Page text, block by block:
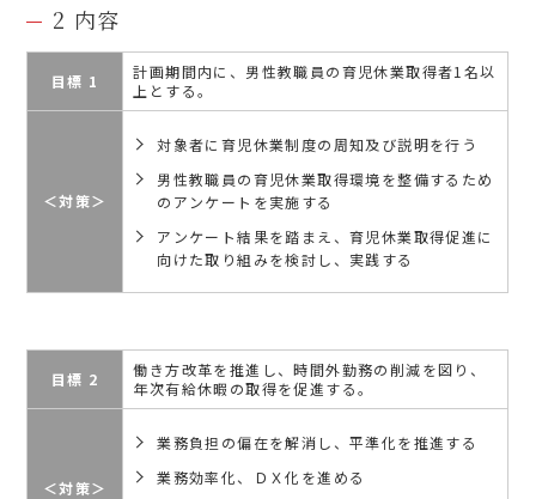
2 内容
目標 1
計画期間内に、男性教職員の育児休業取得者1名以
上とする。
＜対策＞
対象者に育児休業制度の周知及び説明を行う
男性教職員の育児休業取得環境を整備するため
のアンケートを実施する
アンケート結果を踏まえ、育児休業取得促進に
向けた取り組みを検討し、実践する
目標 2
働き方改革を推進し、時間外勤務の削減を図り、
年次有給休暇の取得を促進する。
＜対策＞
業務負担の偏在を解消し、平準化を推進する
業務効率化、ＤＸ化を進める